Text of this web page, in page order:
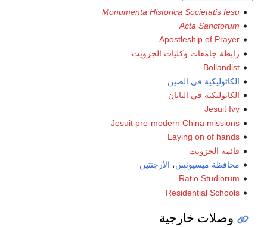
Monumenta Historica Societatis Iesu
Acta Sanctorum
Apostleship of Prayer
رابطة جامعات وكليات الجزويت
Bollandist
الكاثوليكية في الصين
الكاثوليكية في اليابان
Jesuit Ivy
Jesuit pre-modern China missions
Laying on of hands
قائمة الجزويت
محافظة ميسيونس، الأرجنتين
Ratio Studiorum
Residential Schools
وصلات خارجية